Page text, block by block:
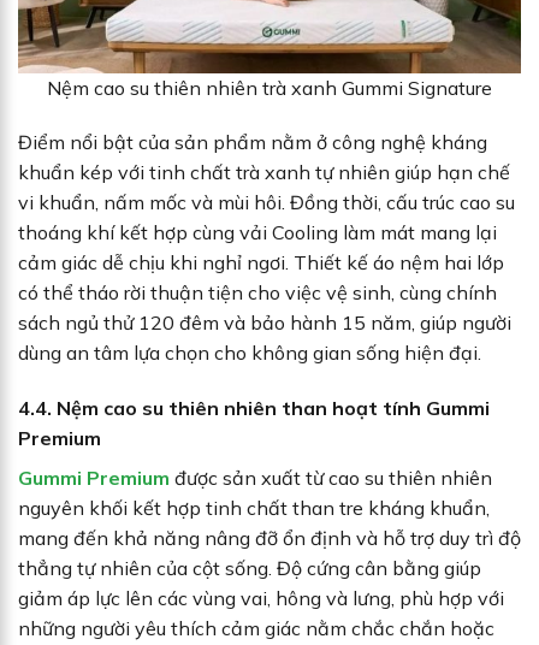
Nệm cao su thiên nhiên trà xanh Gummi Signature
Điểm nổi bật của sản phẩm nằm ở công nghệ kháng
khuẩn kép với tinh chất trà xanh tự nhiên giúp hạn chế
vi khuẩn, nấm mốc và mùi hôi. Đồng thời, cấu trúc cao su
thoáng khí kết hợp cùng vải Cooling làm mát mang lại
cảm giác dễ chịu khi nghỉ ngơi. Thiết kế áo nệm hai lớp
có thể tháo rời thuận tiện cho việc vệ sinh, cùng chính
sách ngủ thử 120 đêm và bảo hành 15 năm, giúp người
dùng an tâm lựa chọn cho không gian sống hiện đại.
4.4. Nệm cao su thiên nhiên than hoạt tính Gummi
Premium
Gummi Premium được sản xuất từ cao su thiên nhiên
nguyên khối kết hợp tinh chất than tre kháng khuẩn,
mang đến khả năng nâng đỡ ổn định và hỗ trợ duy trì độ
thẳng tự nhiên của cột sống. Độ cứng cân bằng giúp
giảm áp lực lên các vùng vai, hông và lưng, phù hợp với
những người yêu thích cảm giác nằm chắc chắn hoặc